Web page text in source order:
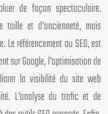
de façon spectaculaire.
taille et d’ancienneté, mais
référencement ou SEO, est
sur Google, l’optimisation de
la visibilité du site web
L’analyse du trafic et de